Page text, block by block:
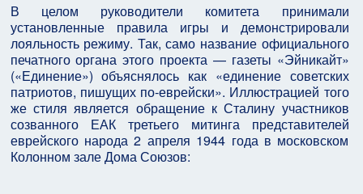
В целом руководители комитета принимали
установленные правила игры и демонстрировали
лояльность режиму. Так, само название официального
печатного органа этого проекта — газеты «Эйникайт»
(«Единение») объяснялось как «единение советских
патриотов, пишущих по‑еврейски». Иллюстрацией того
же стиля является обращение к Сталину участников
созванного ЕАК третьего митинга представителей
еврейского народа 2 апреля 1944 года в московском
Колонном зале Дома Союзов: